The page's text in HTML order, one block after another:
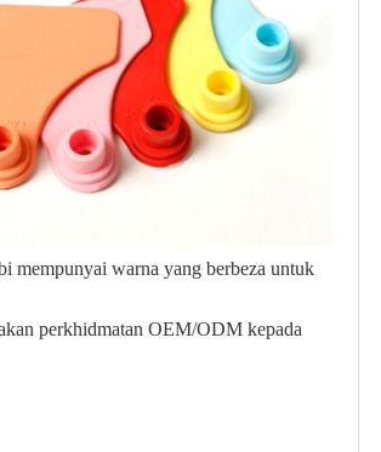
mempunyai warna yang berbeza untuk
perkhidmatan OEM/ODM kepada